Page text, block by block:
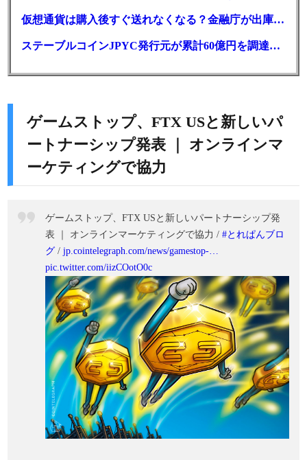
仮想通貨は購入後すぐ送れなくなる？金融庁が出庫制限を要請
ステーブルコインJPYC発行元が累計60億円を調達、物流大手も出資参画
ゲームストップ、FTX USと新しいパ
ートナーシップ発表 ｜ オンラインマ
ーケティングで協力
ゲームストップ、FTX USと新しいパートナーシップ発
表 ｜ オンラインマーケティングで協力 / #とれぱんブロ
グ / jp.cointelegraph.com/news/gamestop-…
pic.twitter.com/iizCOotO0c